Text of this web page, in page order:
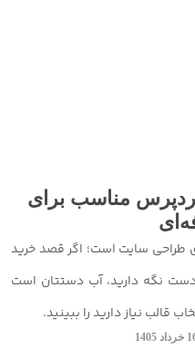
مناسب برای
طراحی سایت است؛ اگر قصد خرید
نگه دارید، آب دستتان است
قالب نیاز دارید را ببینید.